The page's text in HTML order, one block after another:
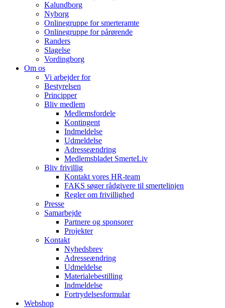
Kalundborg
Nyborg
Onlinegruppe for smerteramte
Onlinegruppe for pårørende
Randers
Slagelse
Vordingborg
Om os
Vi arbejder for
Bestyrelsen
Principper
Bliv medlem
Medlemsfordele
Kontingent
Indmeldelse
Udmeldelse
Adresseændring
Medlemsbladet SmerteLiv
Bliv frivillig
Kontakt vores HR-team
FAKS søger rådgivere til smertelinjen
Regler om frivillighed
Presse
Samarbejde
Partnere og sponsorer
Projekter
Kontakt
Nyhedsbrev
Adresseændring
Udmeldelse
Materialebestilling
Indmeldelse
Fortrydelsesformular
Webshop